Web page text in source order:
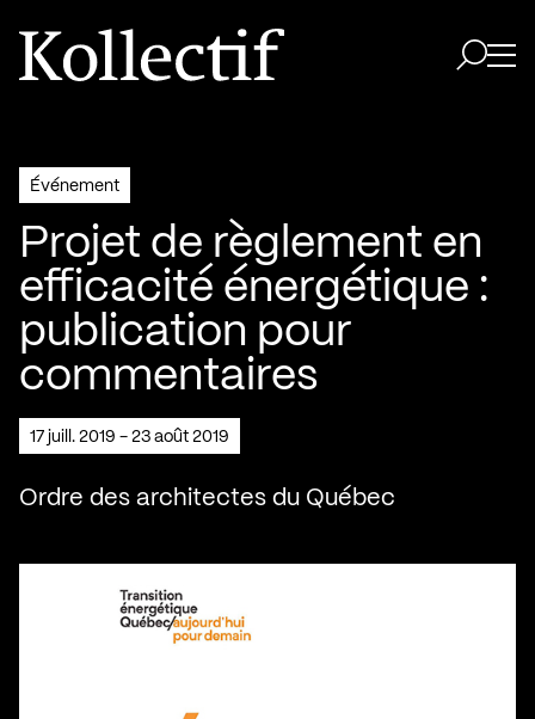
Aller à la page d'accueil
Logo Kollectif
Événement
Projet de règlement en
efficacité énergétique :
publication pour
commentaires
17 juill. 2019 - 23 août 2019
Ordre des architectes du Québec